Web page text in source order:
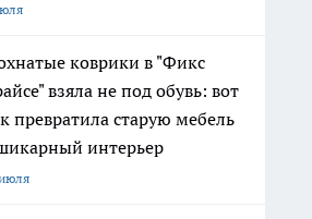
коврики в "Фикс
взяла не под обувь: вот
превратила старую мебель
интерьер